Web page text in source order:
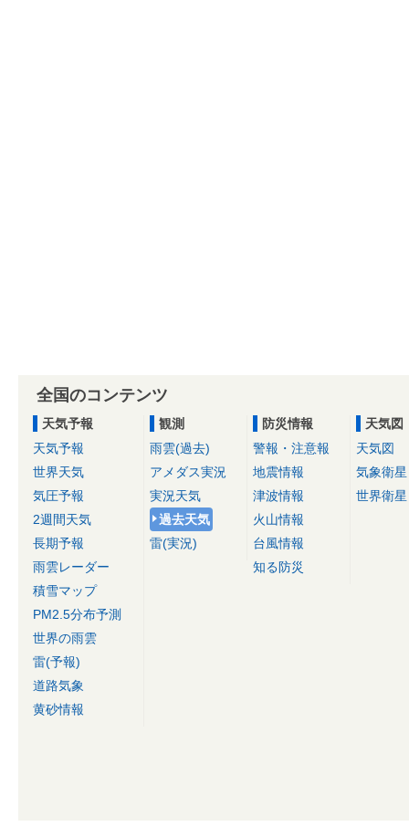
全国のコンテンツ
天気予報
天気予報
世界天気
気圧予報
2週間天気
長期予報
雨雲レーダー
積雪マップ
PM2.5分布予測
世界の雨雲
雷(予報)
道路気象
黄砂情報
観測
雨雲(過去)
アメダス実況
実況天気
過去天気
雷(実況)
防災情報
警報・注意報
地震情報
津波情報
火山情報
台風情報
知る防災
天気図
天気図
気象衛星
世界衛星